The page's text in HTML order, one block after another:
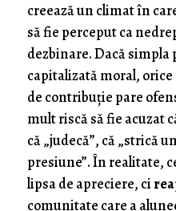
creează un climat în
să fie perceput ca
dezbinare. Dacă simpla
capitalizată moral,
de contribuție pare
mult riscă să fie acuzat
că „judecă”, că „strică
presiune”. În realitate,
lipsa de apreciere, ci
comunitate care a